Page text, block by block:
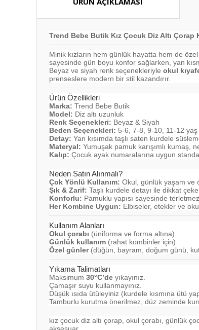
Trend Bebe Butik Kız Çocuk Diz Altı Çorap
Minik kızların hem günlük hayatta hem de
sayesinde gün boyu konfor sağlarken, yan
Beyaz ve siyah renk seçenekleriyle okul
prenseslere modern bir stil kazandırır.
Ürün Özellikleri
Marka: Trend Bebe Butik
Model: Diz altı uzunluk
Renk Seçenekleri: Beyaz & Siyah
Beden Seçenekleri: 5-6, 7-8, 9-10, 11-12 yaş
Detay: Yan kısımda taşlı saten kurdele
Materyal: Yumuşak pamuk karışımlı kumaş,
Kalıp: Çocuk ayak numaralarına uygun
Neden Satın Alınmalı?
Çok Yönlü Kullanım: Okul, günlük yaşam ve
Şık & Zarif: Taşlı kurdele detayı ile dikkat
Konforlu: Pamuklu yapısı sayesinde
Her Kombine Uygun: Elbiseler, etekler ve
Kullanım Alanları
Okul çorabı (üniforma ve forma altına)
Günlük kullanım (rahat kombinler için)
Özel günler(düğün, bayram, doğum günü,
Yıkama Talimatları
Maksimum 30°C’de yıkayınız.
Çamaşır suyu kullanmayınız.
Düşük ısıda ütüleyiniz (kurdele kısmına ütü
Tamburlu kurutma önerilmez, düz zeminde
kız çocuk diz altı çorap, okul çorabı, günlük